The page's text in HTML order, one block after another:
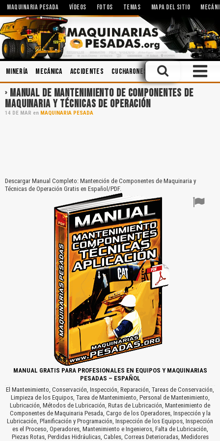
MAQUINARIA PESADA VÍDEOS FOTOS TEMAS MAPA DEL SITIO
Minería Mecánica Accidentes Cucharones Lubricantes
MANUAL DE MANTENIMIENTO DE COMPONENTES DE
MAQUINARIA Y TÉCNICAS DE OPERACIÓN
14 DE MAR en MAQUINARIA PESADA
Descargar Manual Completo: Mantención de Componentes de Maquinaria y
Técnicas de Operación Gratis en Español/PDF.
MANUAL GRATIS PARA PROFESIONALES EN EQUIPOS Y MAQUINARIAS
PESADAS – ESPAÑOL
El Mantenimiento, Conservación, Inspección, Reparación, Tareas de Conservación,
Limpieza de los Equipos, Tarea de Mantenimiento, Personal de Mantenimiento,
Lubricación, Métodos de Lubricación, Rutas de Lubricación, Mantenimiento de
Componentes de Maquinaria Pesada, Cargo de los Operadores, Inspección y la
Lubricación, Planificación y Programación, Inspección de los Equipos, Inspección
es el Proceso, Operadores, Mantenimiento e Ingenieros, Falta de Lubricación,
Piezas Rotas, Perdidas Hidráulicas, Cables, Correas Deterioradas, Medidores